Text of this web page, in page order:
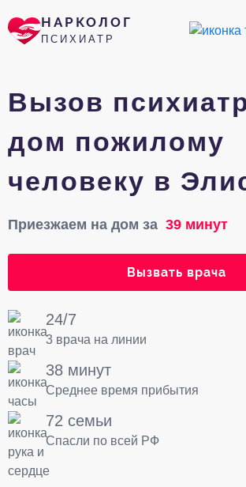
НАРКОЛОГ
ПСИХИАТР
Вызов
дом пожилому
человеку в
Приезжаем на дом за 39 минут
Вызвать врача
24/7
3 врача на линии
38 минут
Среднее время прибытия
72 семьи
Спасли по всей РФ